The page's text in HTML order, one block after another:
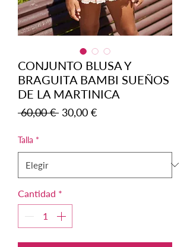
CONJUNTO BLUSA Y
BRAGUITA BAMBI SUEÑOS
DE LA MARTINICA
60,00 € Precio
30,00 €Precio
Talla *
Cantidad *